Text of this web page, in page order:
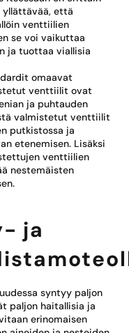
yllättävää, että
venttiilien
se voi vaikuttaa
ja tuottaa viallisia
omaavat
venttiilit ovat
ja puhtauden
valmistetut venttiilit
putkistossa ja
etenemisen. Lisäksi
venttiilien
nestemäisten
ja
syntyy paljon
paljon haitallisia ja
erinomaisen